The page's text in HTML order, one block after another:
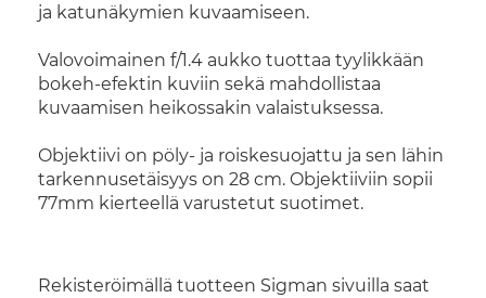
ja katunäkymien kuvaamiseen.
Valovoimainen f/1.4 aukko tuottaa tyylikkään
bokeh-efektin kuviin sekä mahdollistaa
kuvaamisen heikossakin valaistuksessa.
Objektiivi on pöly- ja roiskesuojattu ja sen lähin
tarkennusetäisyys on 28 cm. Objektiiviin sopii
77mm kierteellä varustetut suotimet.
Rekisteröimällä tuotteen Sigman sivuilla saat